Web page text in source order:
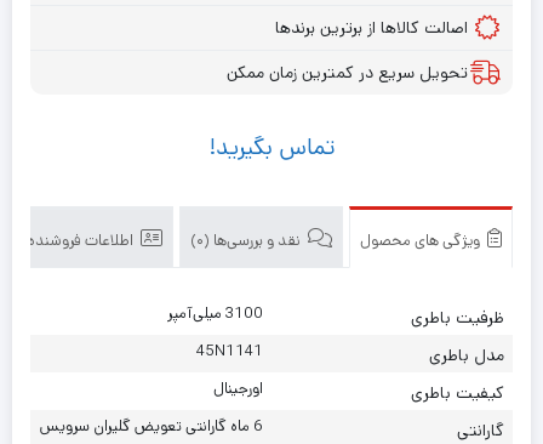
اصالت کالاها از برترین برندها
تحویل سریع در کمترین زمان ممکن
تماس بگیرید!
ویژگی های محصول نقد و بررسی‌ها (0) اطلاعات فروشنده
ظرفیت باطری 3100 میلی‌آمپر
مدل باطری 45N1141
کیفیت باطری اورجینال
گارانتی 6 ماه گارانتی تعویض گلیران سرویس